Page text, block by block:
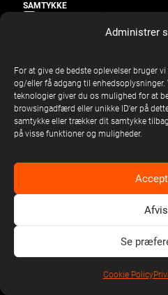
Administrer
For at give de bedste oplevelser bruger
og/eller få adgang til
teknologier giver du os mulighed for at
browsingadfærd eller unikke ID'er på
samtykke eller trækker dit samtykke
på visse funktioner og muligheder.
Afvis
Se
Cookie Policy
SAMTYKKE
Universal Music A/S, United
ApS vedrørende nyheder, tilbud,